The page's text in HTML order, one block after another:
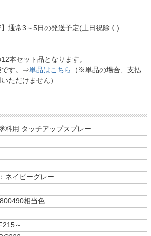
通常3～5日の発送予定(土日祝除く)
本セット品となります。
です。⇒単品はこちら
（※単品の場合、支払
ただけません）
料用 タッチアップスプレー
ネイビーグレー
相当色
～